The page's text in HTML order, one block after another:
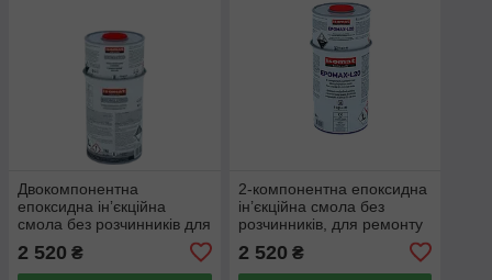
Двокомпонентна
епоксидна інʼєкційна
смола без розчинників для
EPOMAX-L20 (A+B), 1 кг
2 520 ₴
2-компонентна епоксидна
ін’єкційна смола без
розчинників, для ремонту
тріщин шириною 0,1-1,0
мм EPOMAX-L20 1 кг
2 520 ₴